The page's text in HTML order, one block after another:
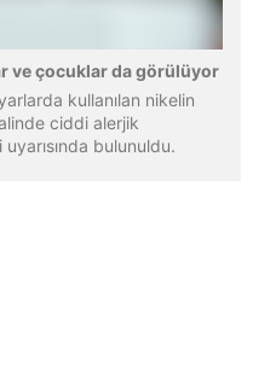
ve çocuklar da görülüyor
kullanılan nikelin
ciddi alerjik
bulunuldu.